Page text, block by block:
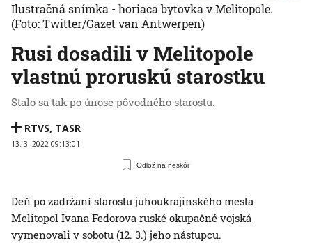
Rusi dosadili v Melitopole
vlastnú proruskú starostku
Stalo sa tak po únose pôvodného starostu.
RTVS, TASR
13. 3. 2022 09:13:01
Odlož na neskôr
Ilustračná snímka - horiaca bytovka v Melitopole.
(Foto: Twitter/Gazet van Antwerpen)
Deň po zadržaní starostu juhoukrajinského mesta
Melitopol Ivana Fedorova ruské okupačné vojská
vymenovali v sobotu (12. 3.) jeho nástupcu.